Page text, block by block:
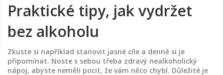
Praktické tipy, jak vydržet
bez alkoholu
Zkuste si například stanovit jasné cíle a denně si je
připomínat. Noste s sebou třeba zdravý nealkoholický
nápoj, abyste neměli pocit, že vám něco chybí. Důležité je